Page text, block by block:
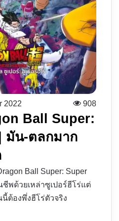
2022 908
Ball Super:
มัน-ตลกมาก
Ball Super: Super
พด้วยเหล่าซูเปอร์ฮีโร่แต่
ต้องพึ่งฮีโร่ตัวจริง